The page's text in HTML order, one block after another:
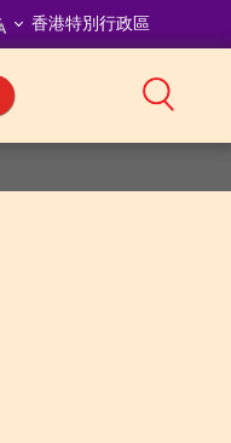
香港特別行政區